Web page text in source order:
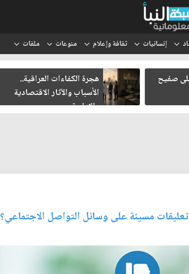
إنسانيات ثقافة وإعلام منوعات ملفات
انتقل الحوثيون من الخطابات
والتعبئة إلى العمل العسكري
مسيئة على وسائل التواصل الاجتماعي؟